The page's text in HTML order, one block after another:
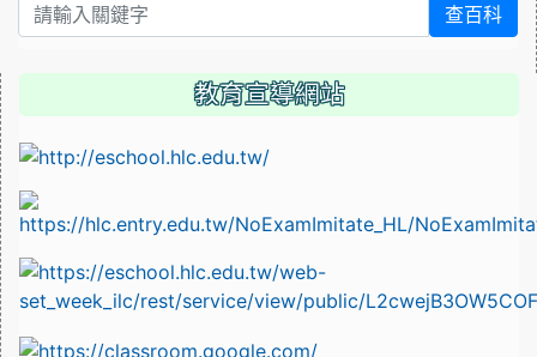
查百科
教育宣導網站